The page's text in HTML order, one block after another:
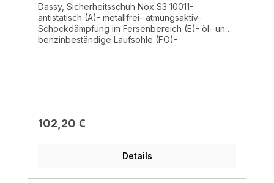
Dassy, Sicherheitsschuh Nox S3 10011-
antistatisch (A)- metallfrei- atmungsaktiv-
Schockdämpfung im Fersenbereich (E)- öl- und
benzinbeständige Laufsohle (FO)-
Regulärer Preis:
102,20 €
Details